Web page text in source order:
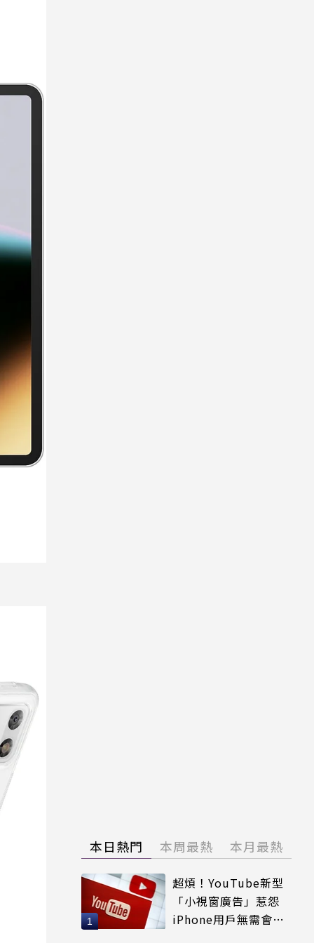
本日熱門 本周最熱 本月最熱
超煩！YouTube新型
「小視窗廣告」惹怨
iPhone用戶無需會員